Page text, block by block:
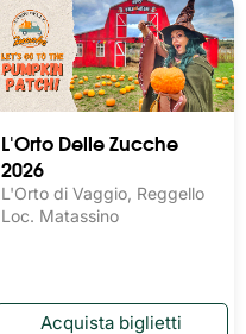
L'Orto Delle Zucche
2026
L'Orto di Vaggio, Reggello
Loc. Matassino